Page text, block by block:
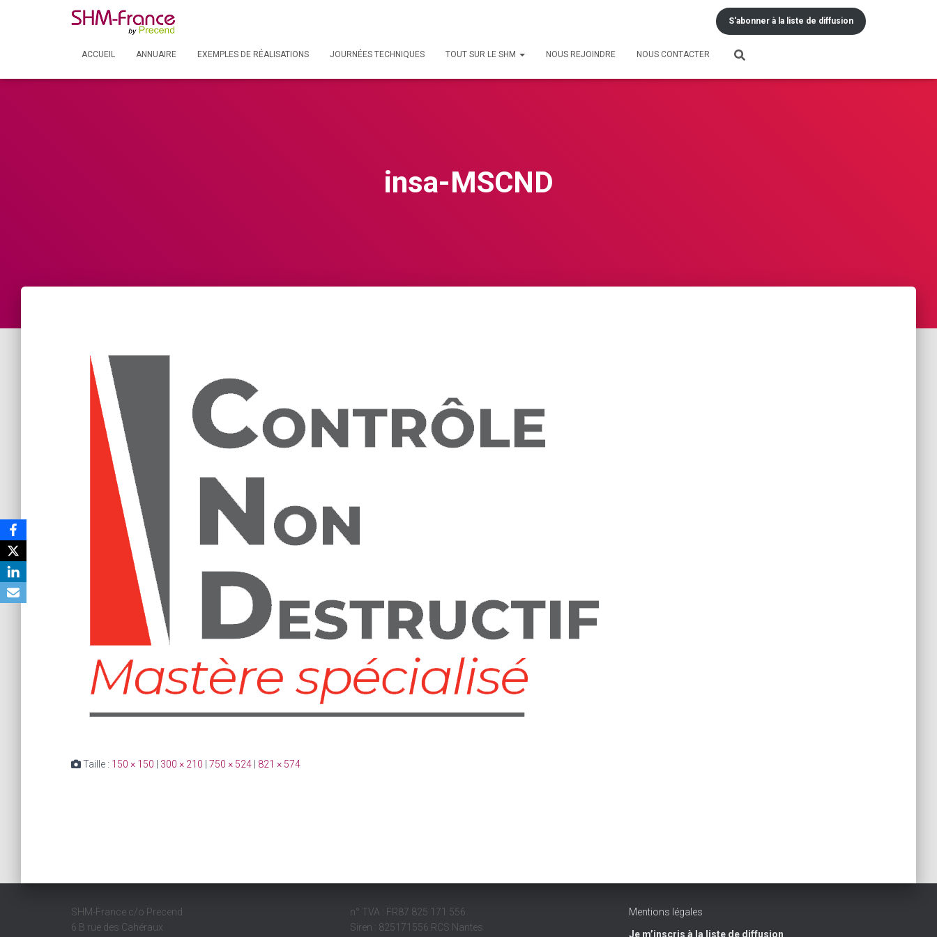
S'abonner à la liste de diffusion
ACCUEIL ANNUAIRE EXEMPLES DE RÉALISATIONS JOURNÉES TECHNIQUES TOUT SUR LE SHM NOUS REJOINDRE NOUS CONTACTER
insa-MSCND
Taille : 150 × 150 300 × 210 750 × 524 821 × 574
SHM-France c/o Precend
6 B rue des Cahéraux
n° TVA : FR87 825 171 556
Siren : 825171556 RCS Nantes
Mentions légales
Je m’inscris à la liste de diffusion